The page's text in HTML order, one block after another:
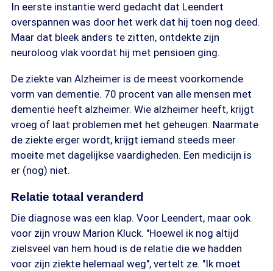
In eerste instantie werd gedacht dat Leendert
overspannen was door het werk dat hij toen nog deed.
Maar dat bleek anders te zitten, ontdekte zijn
neuroloog vlak voordat hij met pensioen ging.
De ziekte van Alzheimer is de meest voorkomende
vorm van dementie. 70 procent van alle mensen met
dementie heeft alzheimer. Wie alzheimer heeft, krijgt
vroeg of laat problemen met het geheugen. Naarmate
de ziekte erger wordt, krijgt iemand steeds meer
moeite met dagelijkse vaardigheden. Een medicijn is
er (nog) niet.
Relatie totaal veranderd
Die diagnose was een klap. Voor Leendert, maar ook
voor zijn vrouw Marion Kluck. "Hoewel ik nog altijd
zielsveel van hem houd is de relatie die we hadden
voor zijn ziekte helemaal weg", vertelt ze. "Ik moet